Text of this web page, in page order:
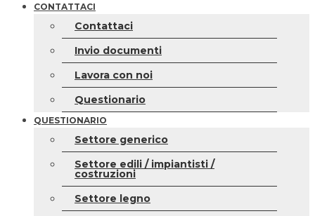
CONTATTACI
Contattaci
Invio documenti
Lavora con noi
Questionario
QUESTIONARIO
Settore generico
Settore edili / impiantisti /
costruzioni
Settore legno